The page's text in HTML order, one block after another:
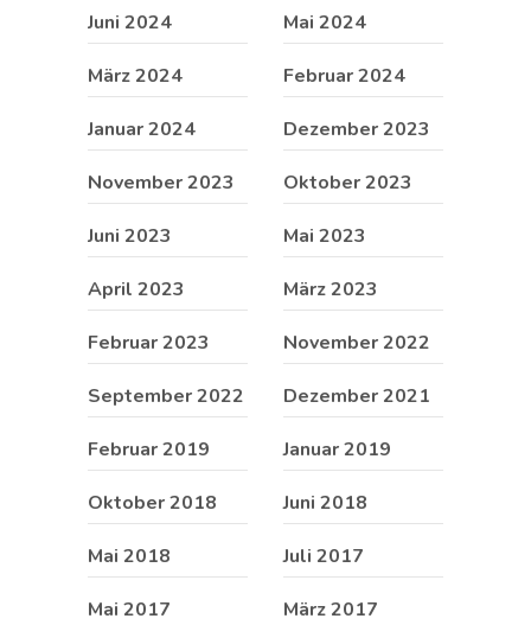
Juni 2024 Mai 2024
März 2024 Februar 2024
Januar 2024 Dezember 2023
November 2023 Oktober 2023
Juni 2023 Mai 2023
April 2023 März 2023
Februar 2023 November 2022
September 2022 Dezember 2021
Februar 2019 Januar 2019
Oktober 2018 Juni 2018
Mai 2018 Juli 2017
Mai 2017 März 2017